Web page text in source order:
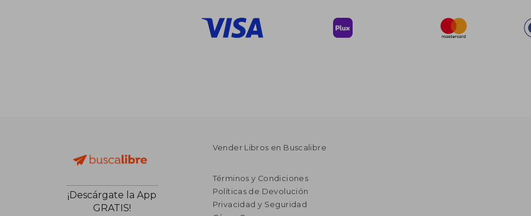
¡Descárgate la App
GRATIS!
Vender Libros en Buscalibre
Términos y Condiciones
Políticas de Devolución
Privacidad y Seguridad